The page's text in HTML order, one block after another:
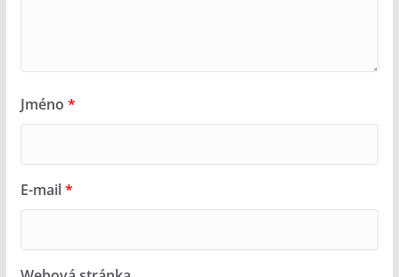
Jméno *
E-mail*